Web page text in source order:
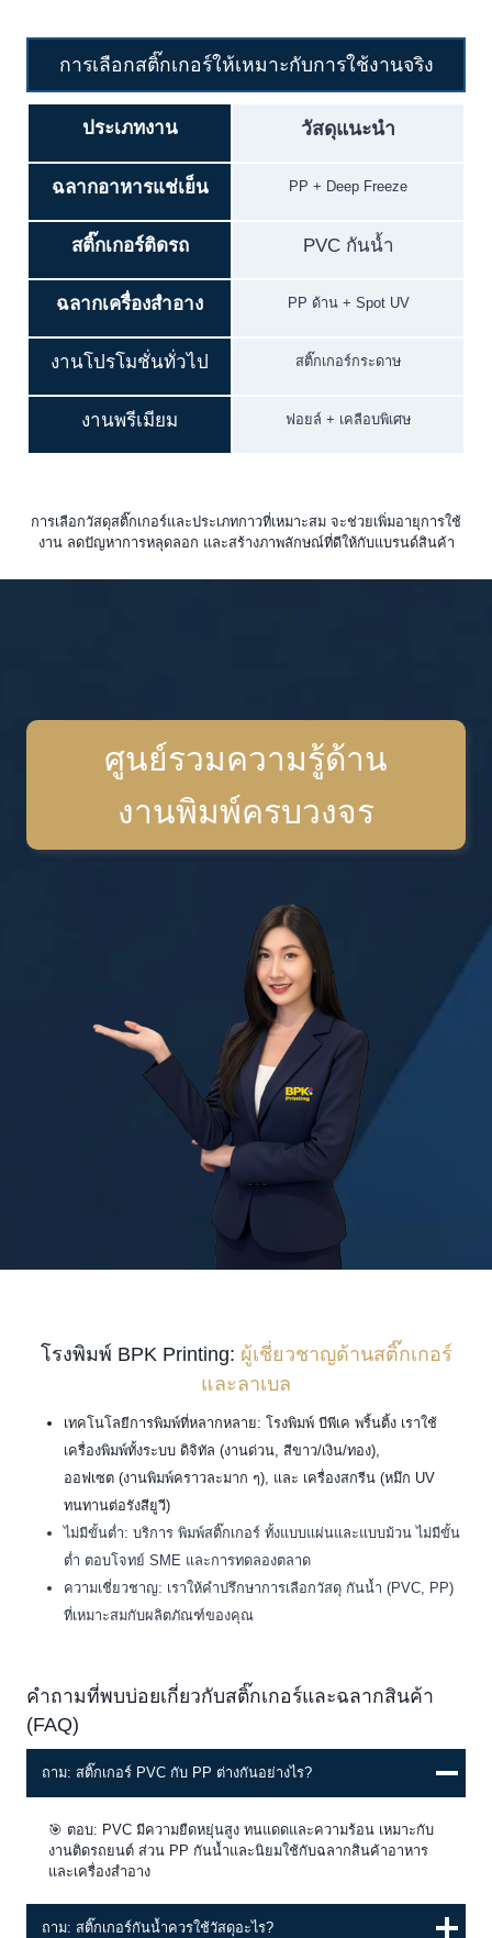
การเลือกสติ๊กเกอร์ให้เหมาะกับการใช้งานจริง
ประเภทงาน วัสดุแนะนำ
ฉลากอาหารแช่เย็น PP + Deep Freeze
สติ๊กเกอร์ติดรถ PVC กันน้ำ
ฉลากเครื่องสำอาง PP ด้าน + Spot UV
งานโปรโมชั่นทั่วไป สติ๊กเกอร์กระดาษ
งานพรีเมียม ฟอยล์ + เคลือบพิเศษ
การเลือกวัสดุสติ๊กเกอร์และประเภทกาวที่เหมาะสม จะช่วยเพิ่มอายุการใช้
งาน ลดปัญหาการหลุดลอก และสร้างภาพลักษณ์ที่ดีให้กับแบรนด์สินค้า
ศูนย์รวมความรู้ด้าน
งานพิมพ์ครบวงจร
โรงพิมพ์ BPK Printing: ผู้เชี่ยวชาญด้านสติ๊กเกอร์
และลาเบล
เทคโนโลยีการพิมพ์ที่หลากหลาย: โรงพิมพ์ บีพีเค พริ้นติ้ง เราใช้
เครื่องพิมพ์ทั้งระบบ ดิจิทัล (งานด่วน, สีขาว/เงิน/ทอง),
ออฟเซต (งานพิมพ์คราวละมาก ๆ), และ เครื่องสกรีน (หมึก UV
ทนทานต่อรังสียูวี)
ไม่มีขั้นต่ำ: บริการ พิมพ์สติ๊กเกอร์ ทั้งแบบแผ่นและแบบม้วน ไม่มีขั้น
ต่ำ ตอบโจทย์ SME และการทดลองตลาด
ความเชี่ยวชาญ: เราให้คำปรึกษาการเลือกวัสดุ กันน้ำ (PVC, PP)
ที่เหมาะสมกับผลิตภัณฑ์ของคุณ
คำถามที่พบบ่อยเกี่ยวกับสติ๊กเกอร์และฉลากสินค้า
(FAQ)
ถาม: สติ๊กเกอร์ PVC กับ PP ต่างกันอย่างไร?
🎯 ตอบ: PVC มีความยืดหยุ่นสูง ทนแดดและความร้อน เหมาะกับ
งานติดรถยนต์ ส่วน PP กันน้ำและนิยมใช้กับฉลากสินค้าอาหาร
และเครื่องสำอาง
ถาม: สติ๊กเกอร์กันน้ำควรใช้วัสดุอะไร?